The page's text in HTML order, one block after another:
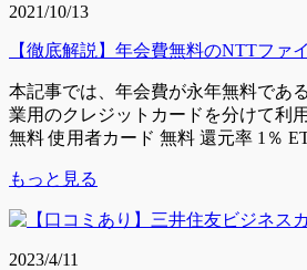
2021/10/13
【徹底解説】年会費無料のNTTファ
本記事では、年会費が永年無料であ
業用のクレジットカードを分けて利
無料 使用者カード 無料 還元率 1％
もっと見る
2023/4/11